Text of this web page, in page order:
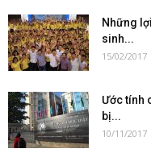
Những
sinh...
15/02/2017
Ước tính
bị...
10/11/2017